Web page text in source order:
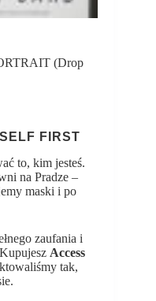
(Drop
FIRST
to, kim jesteś.
na Pradze –
maski i po
zaufania i
Access
tak,